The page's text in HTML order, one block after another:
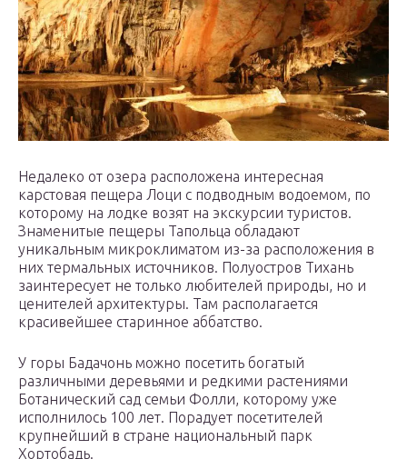
Недалеко от озера расположена интересная
карстовая пещера Лоци с подводным водоемом, по
которому на лодке возят на экскурсии туристов.
Знаменитые пещеры Тапольца обладают
уникальным микроклиматом из-за расположения в
них термальных источников. Полуостров Тихань
заинтересует не только любителей природы, но и
ценителей архитектуры. Там располагается
красивейшее старинное аббатство.
У горы Бадачонь можно посетить богатый
различными деревьями и редкими растениями
Ботанический сад семьи Фолли, которому уже
исполнилось 100 лет. Порадует посетителей
крупнейший в стране национальный парк
Хортобадь.